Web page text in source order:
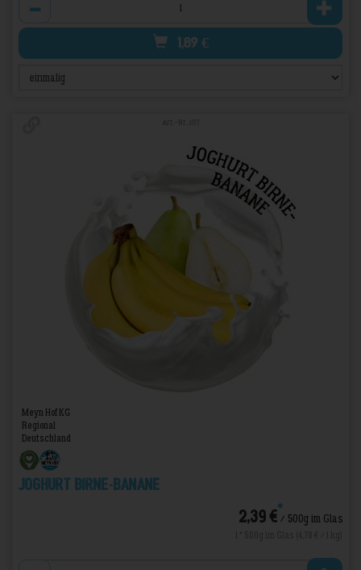
1,89 €
Meyn Hof KG
Regional
Deutschland
Joghurt Birne-Banane
2,39 €*/ 500g im Glas